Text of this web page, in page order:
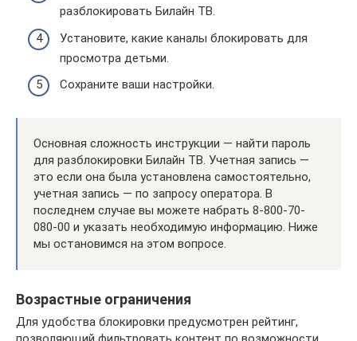
разблокировать Билайн ТВ.
Установите, какие каналы блокировать для
просмотра детьми.
Сохраните ваши настройки.
Основная сложность инструкции — найти пароль
для разблокировки Билайн ТВ. Учетная запись —
это если она была установлена ​​самостоятельно,
учетная запись — по запросу оператора. В
последнем случае вы можете набрать 8-800-70-
080-00 и указать необходимую информацию. Ниже
мы остановимся на этом вопросе.
Возрастные ограничения
Для удобства блокировки предусмотрен рейтинг,